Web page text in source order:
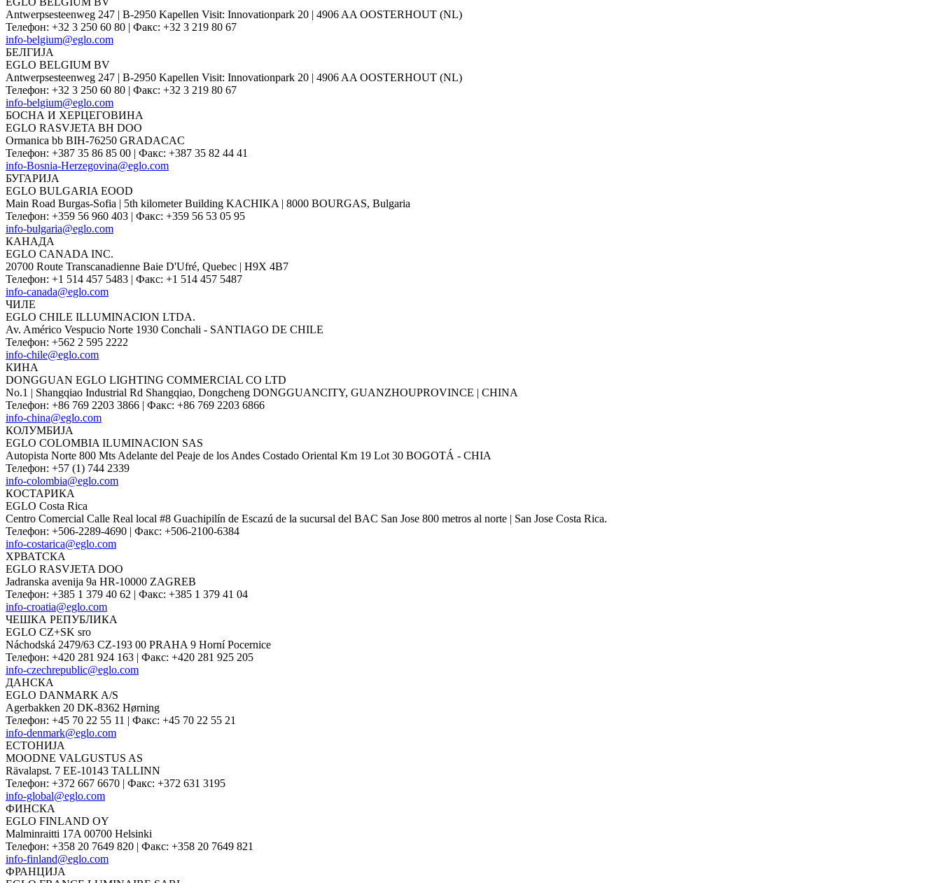
Antwerpsesteenweg 247 | B-2950 Kapellen Visit: Innovationpark 20 | 4906 AA OOSTERHOUT (NL)
Телефон: +32 3 250 60 80 | Факс: +32 3 219 80 67
info-belgium@eglo.com
БЕЛГИЈА
EGLO BELGIUM BV
Antwerpsesteenweg 247 | B-2950 Kapellen Visit: Innovationpark 20 | 4906 AA OOSTERHOUT (NL)
Телефон: +32 3 250 60 80 | Факс: +32 3 219 80 67
info-belgium@eglo.com
БОСНА И ХЕРЦЕГОВИНА
EGLO RASVJETA BH DOO
Ormanica bb BIH-76250 GRADACAC
Телефон: +387 35 86 85 00 | Факс: +387 35 82 44 41
info-Bosnia-Herzegovina@eglo.com
БУГАРИЈА
EGLO BULGARIA EOOD
Main Road Burgas-Sofia | 5th kilometer Building KACHIKA | 8000 BOURGAS, Bulgaria
Телефон: +359 56 960 403 | Факс: +359 56 53 05 95
info-bulgaria@eglo.com
КАНАДА
EGLO CANADA INC.
20700 Route Transcanadienne Baie D'Ufré, Quebec | H9X 4B7
Телефон: +1 514 457 5483 | Факс: +1 514 457 5487
info-canada@eglo.com
ЧИЛЕ
EGLO CHILE ILLUMINACION LTDA.
Av. Américo Vespucio Norte 1930 Conchali - SANTIAGO DE CHILE
Телефон: +562 2 595 2222
info-chile@eglo.com
КИНА
DONGGUAN EGLO LIGHTING COMMERCIAL CO LTD
No.1 | Shangqiao Industrial Rd Shangqiao, Dongcheng DONGGUANCITY, GUANZHOUPROVINCE | CHINA
Телефон: +86 769 2203 3866 | Факс: +86 769 2203 6866
info-china@eglo.com
КОЛУМБИЈА
EGLO COLOMBIA ILUMINACION SAS
Autopista Norte 800 Mts Adelante del Peaje de los Andes Costado Oriental Km 19 Lot 30 BOGOTÁ - CHIA
Телефон: +57 (1) 744 2339
info-colombia@eglo.com
КОСТАРИКА
EGLO Costa Rica
Centro Comercial Calle Real local #8 Guachipilín de Escazú de la sucursal del BAC San Jose 800 metros al norte | San Jose Costa Rica.
Телефон: +506-2289-4690 | Факс: +506-2100-6384
info-costarica@eglo.com
ХРВАТСКА
EGLO RASVJETA DOO
Jadranska avenija 9a HR-10000 ZAGREB
Телефон: +385 1 379 40 62 | Факс: +385 1 379 41 04
info-croatia@eglo.com
ЧЕШКА РЕПУБЛИКА
EGLO CZ+SK sro
Náchodská 2479/63 CZ-193 00 PRAHA 9 Horní Pocernice
Телефон: +420 281 924 163 | Факс: +420 281 925 205
info-czechrepublic@eglo.com
ДАНСКА
EGLO DANMARK A/S
Agerbakken 20 DK-8362 Hørning
Телефон: +45 70 22 55 11 | Факс: +45 70 22 55 21
info-denmark@eglo.com
ЕСТОНИЈА
MOODNE VALGUSTUS AS
Rävalapst. 7 EE-10143 TALLINN
Телефон: +372 667 6670 | Факс: +372 631 3195
info-global@eglo.com
ФИНСКА
EGLO FINLAND OY
Malminraitti 17A 00700 Helsinki
Телефон: +358 20 7649 820 | Факс: +358 20 7649 821
info-finland@eglo.com
ФРАНЦИЈА